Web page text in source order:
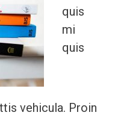
quis
mi
quis
vehicula. Proin